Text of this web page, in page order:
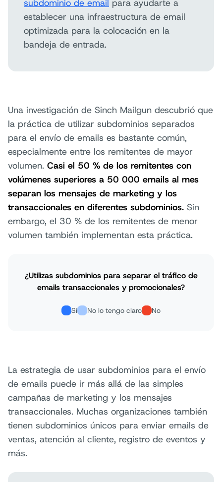
subdominio de email para ayudarte a
establecer una infraestructura de email
optimizada para la colocación en la
bandeja de entrada.
¿Utilizas subdominios para separar el tráfico de
emails transaccionales y promocionales?
Sí No lo tengo claro No
Una investigación de Sinch Mailgun descubrió que
la práctica de utilizar subdominios separados
para el envío de emails es bastante común,
especialmente entre los remitentes de mayor
volumen. Casi el 50 % de los remitentes con
volúmenes superiores a 50 000 emails al mes
separan los mensajes de marketing y los
transaccionales en diferentes subdominios. Sin
embargo, el 30 % de los remitentes de menor
volumen también implementan esta práctica.
La estrategia de usar subdominios para el envío
de emails puede ir más allá de las simples
campañas de marketing y los mensajes
transaccionales. Muchas organizaciones también
tienen subdominios únicos para enviar emails de
ventas, atención al cliente, registro de eventos y
más.